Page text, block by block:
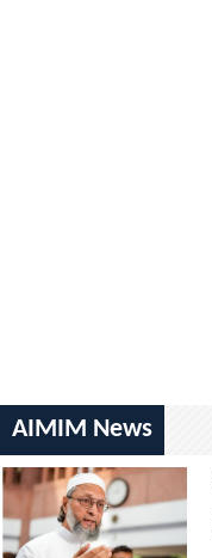
AIMIM News